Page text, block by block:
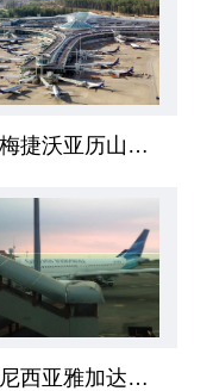
谢列梅捷沃亚历山大·普希金国际机场
印度尼西亚雅加达国际机场